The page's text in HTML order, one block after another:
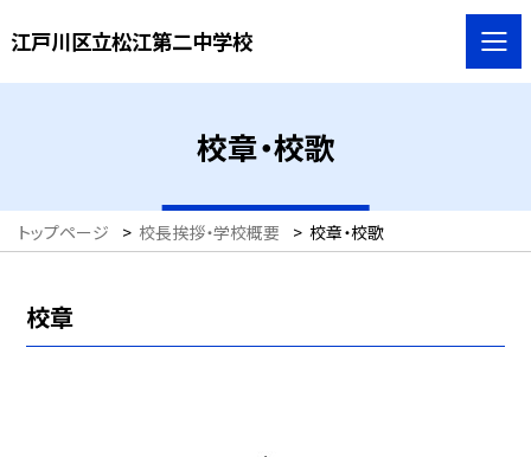
江戸川区立松江第二中学校
校章・校歌
トップページ > 校長挨拶・学校概要 > 校章・校歌
校章